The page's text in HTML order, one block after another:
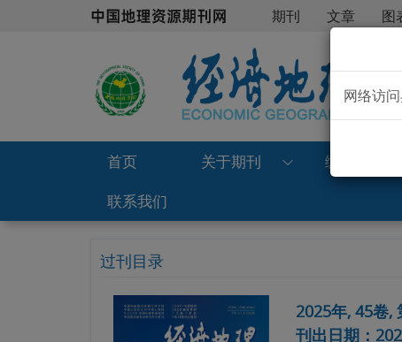
网络访
期刊 文章 图
首页 关于期刊 编委会
联系我们
过刊目录
2025年, 45卷,
刊出日期：